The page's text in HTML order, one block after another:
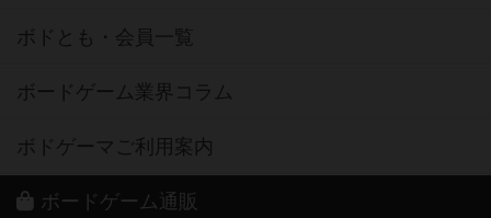
ボドとも・会員一覧
ボードゲーム業界コラム
ボドゲーマご利用案内
ボードゲーム通販